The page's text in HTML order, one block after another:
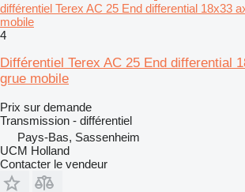
différentiel Terex AC 25 End differential 18x33
mobile
4
Différentiel Terex AC 25 End differential
grue mobile
Prix sur demande
Transmission - différentiel
Pays-Bas, Sassenheim
UCM Holland
Contacter le vendeur